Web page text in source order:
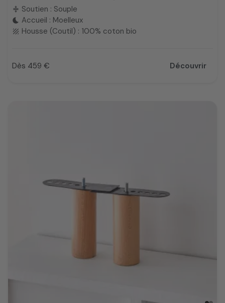
compress Soutien : Souple
bedtime Accueil : Moelleux
texture Housse (Coutil) : 100% coton bio
Prix
Dès 459 € Découvrir